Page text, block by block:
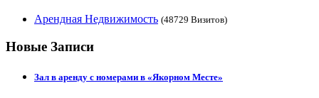
Арендная Недвижимость (48729 Визитов)
Новые Записи
Зал в аренду с номерами в «Якорном Месте»